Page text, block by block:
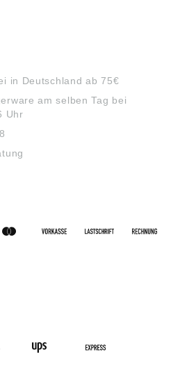
in Deutschland ab 75€
am selben Tag bei
Uhr